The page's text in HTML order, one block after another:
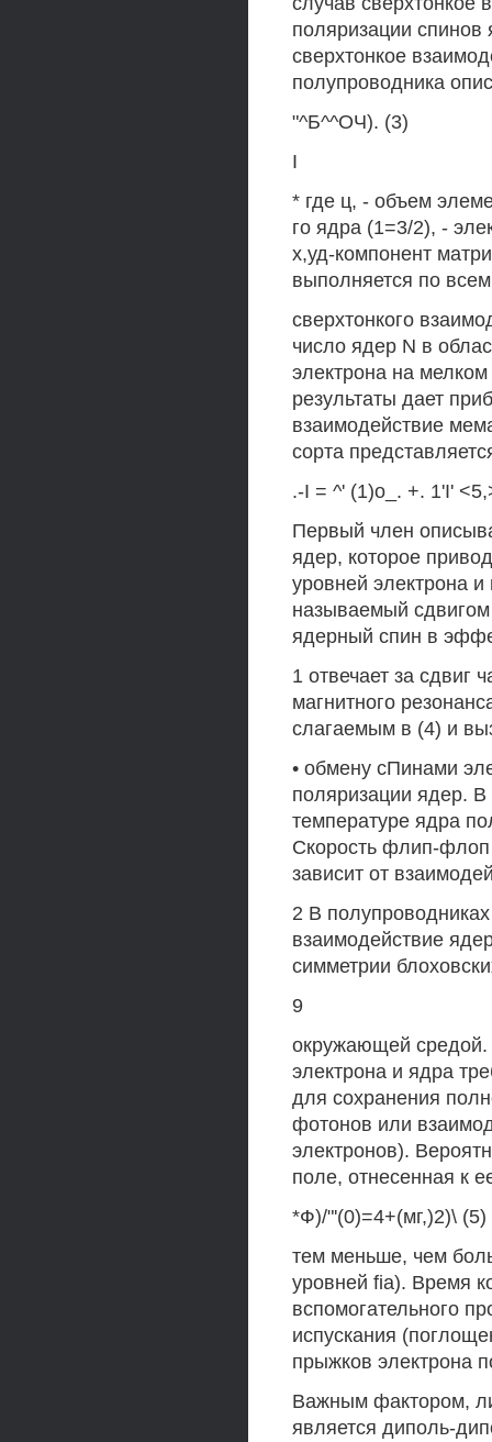
поляризации спинов
сверхтонкое
полупроводника
"^Б^^ОЧ). (3)
I
* где ц, - объем
го ядра (1=3/2), -
х,уд-компонент
выполняется по
сверхтонкого
число ядер N в
электрона на
результаты дает
взаимодействие
сорта
.-I = ^' (1)о_. +. 1'I'
Первый член
ядер, которое
уровней электрона
называемый
ядерный спин в
1 отвечает за сдвиг
магнитного
слагаемым в (4) и
• обмену сПинами
поляризации ядер. В
температуре ядра
Скорость флип-
зависит от
2 В полупроводниках
взаимодействие
симметрии
9
окружающей средой.
электрона и ядра
для сохранения
фотонов или
электронов).
поле, отнесенная к
*Ф)/"'(0)=4+(мг,)2)\ (5)
тем меньше, чем
уровней fia). Время
вспомогательного
испускания
прыжков электрона
Важным фактором,
является диполь-